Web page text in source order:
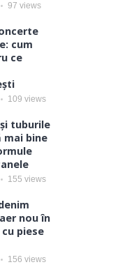
97 views
cum
ce
109 views
tuburile
mai bine
155 views
nou în
piese
156 views